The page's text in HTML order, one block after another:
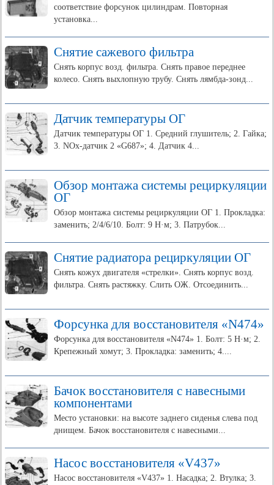
соответствие форсунок цилиндрам. Повторная
установка...
Снятие сажевого фильтра
Снять корпус возд. фильтра. Снять правое переднее
колесо. Снять выхлопную трубу. Снять лямбда-зонд...
Датчик температуры ОГ
Датчик температуры ОГ 1. Средний глушитель; 2. Гайка;
3. NOx-датчик 2 «G687»; 4. Датчик 4...
Обзор монтажа системы рециркуляции
ОГ
Обзор монтажа системы рециркуляции ОГ 1. Прокладка:
заменить; 2/4/6/10. Болт: 9 Н·м; 3. Патрубок...
Снятие радиатора рециркуляции ОГ
Снять кожух двигателя «стрелки». Снять корпус возд.
фильтра. Снять растяжку. Слить ОЖ. Отсоединить...
Форсунка для восстановителя «N474»
Форсунка для восстановителя «N474» 1. Болт: 5 Н·м; 2.
Крепежный хомут; 3. Прокладка: заменить; 4....
Бачок восстановителя с навесными
компонентами
Место установки: на высоте заднего сиденья слева под
днищем. Бачок восстановителя с навесными...
Насос восстановителя «V437»
Насос восстановителя «V437» 1. Насадка; 2. Втулка; 3.